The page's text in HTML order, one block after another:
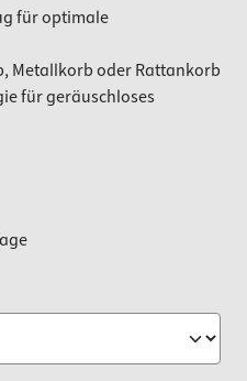
für optimale
Metallkorb oder Rattankorb
für geräuschloses